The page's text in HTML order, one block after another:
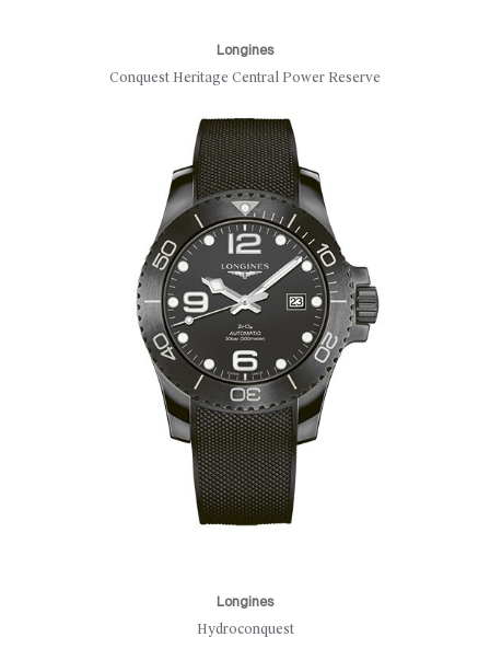
Longines
Conquest Heritage Central Power Reserve
Longines
Hydroconquest